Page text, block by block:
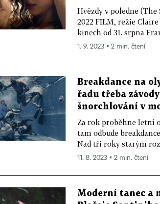
Hvězdy v poledne
2022 FILM, režie
kinech od 31. srpna
1. 9. 2023 ▪ 2 min. čtení
Breakdance na
řadu třeba
šnorchlování v
Za rok proběhne letní
tam odbude
Nad tři roky starým
11. 8. 2023 ▪ 2 min. čtení
Moderní tanec a